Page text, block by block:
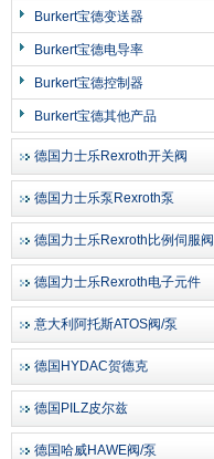
Burkert宝德变送器
Burkert宝德电导率
Burkert宝德控制器
Burkert宝德其他产品
德国力士乐Rexroth开关阀
德国力士乐泵Rexroth泵
德国力士乐Rexroth比例伺服阀
德国力士乐Rexroth电子元件
意大利阿托斯ATOS阀/泵
德国HYDAC贺德克
德国PILZ皮尔兹
德国哈威HAWE阀/泵